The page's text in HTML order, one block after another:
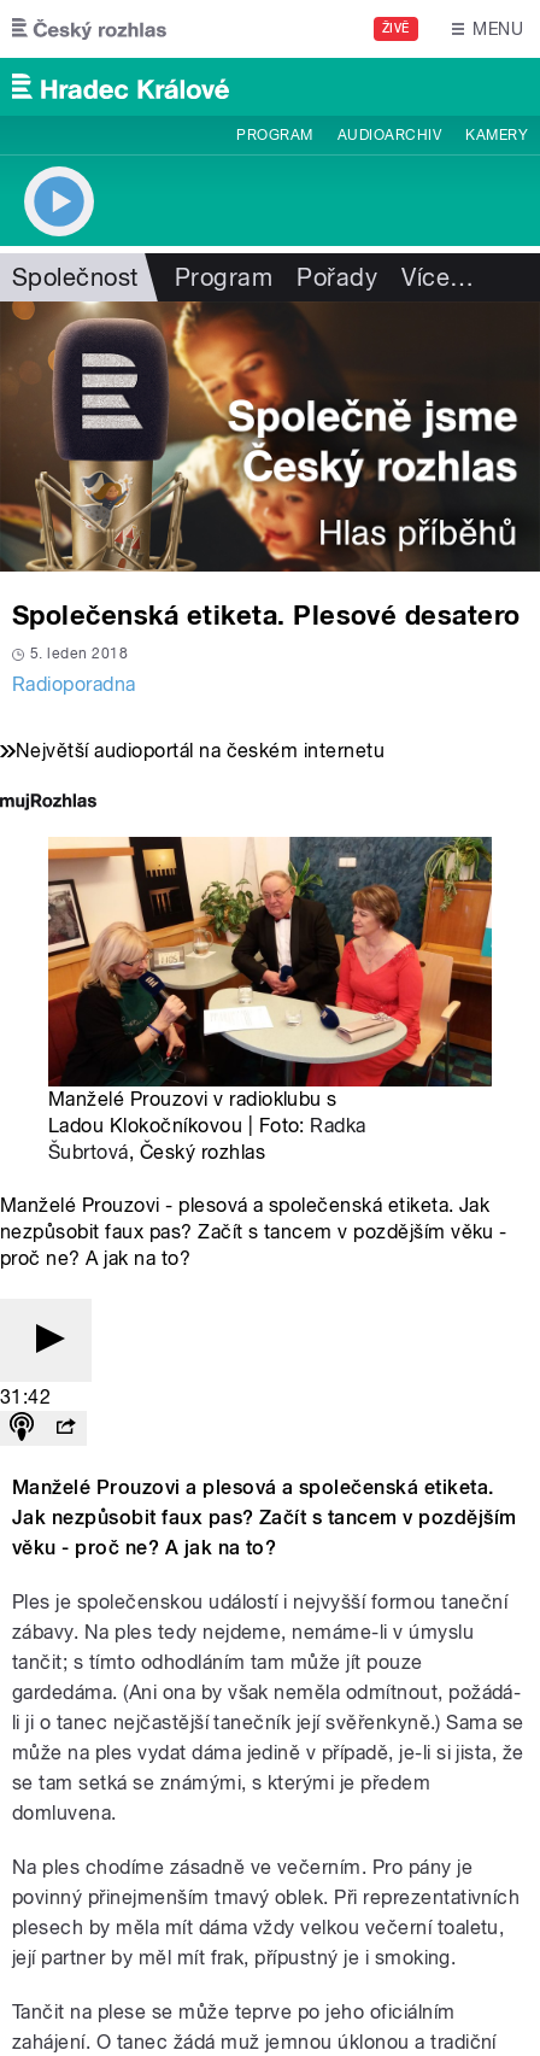
Přejít k hlavnímu obsahu
ŽIVĚ MENU
PROGRAM AUDIOARCHIV KAMERY
Společnost Program Pořady Více…
Společenská etiketa. Plesové desatero
5. leden 2018
Radioporadna
Největší audioportál na českém internetu
Manželé Prouzovi v radioklubu s
Ladou Klokočníkovou | Foto: Radka
Šubrtová, Český rozhlas
Manželé Prouzovi - plesová a společenská etiketa. Jak
nezpůsobit faux pas? Začít s tancem v pozdějším věku -
proč ne? A jak na to?
31:42
Manželé Prouzovi a plesová a společenská etiketa.
Jak nezpůsobit faux pas? Začít s tancem v pozdějším
věku - proč ne? A jak na to?
Ples je společenskou událostí i nejvyšší formou taneční
zábavy. Na ples tedy nejdeme, nemáme-li v úmyslu
tančit; s tímto odhodláním tam může jít pouze
gardedáma. (Ani ona by však neměla odmítnout, požádá-
li ji o tanec nejčastější tanečník její svěřenkyně.) Sama se
může na ples vydat dáma jedině v případě, je-li si jista, že
se tam setká se známými, s kterými je předem
domluvena.
Na ples chodíme zásadně ve večerním. Pro pány je
povinný přinejmenším tmavý oblek. Při reprezentativních
plesech by měla mít dáma vždy velkou večerní toaletu,
její partner by měl mít frak, přípustný je i smoking.
Tančit na plese se může teprve po jeho oficiálním
zahájení. O tanec žádá muž jemnou úklonou a tradiční